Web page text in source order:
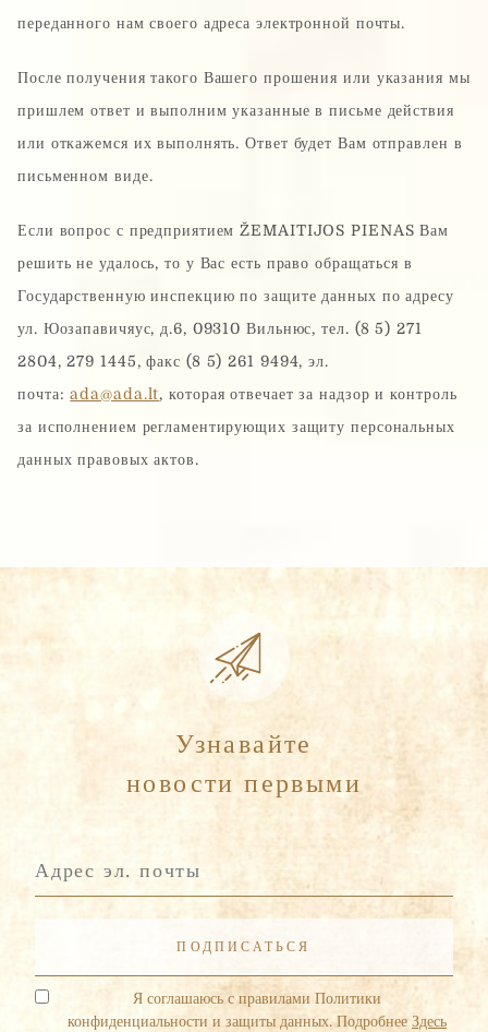
переданного нам своего адреса электронной почты.
После получения такого Вашего прошения или указания мы
пришлем ответ и выполним указанные в письме действия
или откажемся их выполнять. Ответ будет Вам отправлен в
письменном виде.
Если вопрос с предприятием ŽEMAITIJOS PIENAS Вам
решить не удалось, то у Вас есть право обращаться в
Государственную инспекцию по защите данных по адресу
ул. Юозапавичяус, д.6, 09310 Вильнюс, тел. (8 5) 271
2804, 279 1445, факс (8 5) 261 9494, эл.
почта:ada@ada.lt, которая отвечает за надзор и контроль
за исполнением регламентирующих защиту персональных
данных правовых актов.
Узнавайте
новости первыми
Я соглашаюсь с правилами Политики
конфиденциальности и защиты данных. Подробнее Здесь